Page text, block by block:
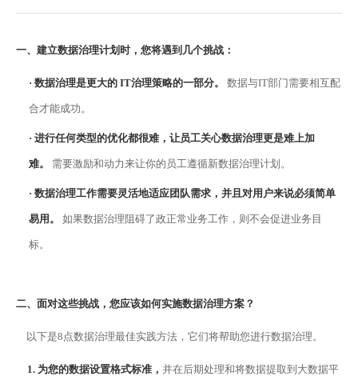
关于亿信
400-0011-866
一、建立数据治理计划时，您将遇到几个挑战：
·数据治理是更大的 IT治理策略的一部分。 数据与IT部门需要相互配
合才能成功。
·进行任何类型的优化都很难，让员工关心数据治理更是难上加
难。 需要激励和动力来让你的员工遵循新数据治理计划。
·数据治理工作需要灵活地适应团队需求，并且对用户来说必须简单
易用。 如果数据治理阻碍了政正常业务工作，则不会促进业务目
标。
二、面对这些挑战，您应该如何实施数据治理方案 ？
以下是8点数据治理最佳实践方法，它们将帮助您进行数据治理。
1. 为您的数据设置格式标准，并在后期处理和将数据提取到大数据平